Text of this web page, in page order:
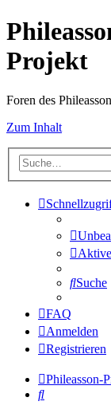
Projekt
Foren des
Zum Inhalt
Suche
FAQ
Anmelden
Registrieren
Phileasson-
Suche